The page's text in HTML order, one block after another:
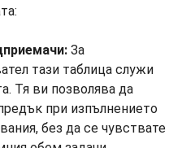
За
тази таблица служи
Тя ви позволява да
при изпълнението
без да се чувствате